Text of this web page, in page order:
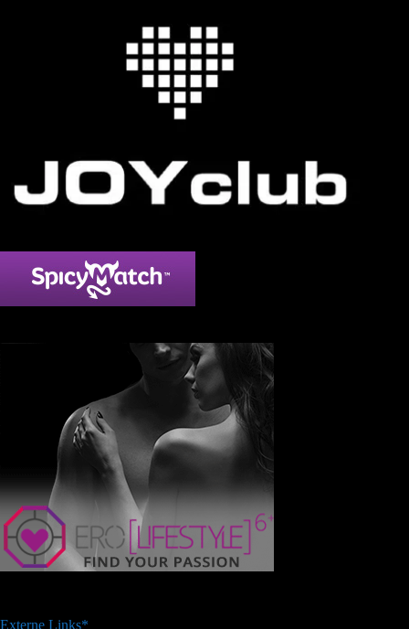
Externe Links*